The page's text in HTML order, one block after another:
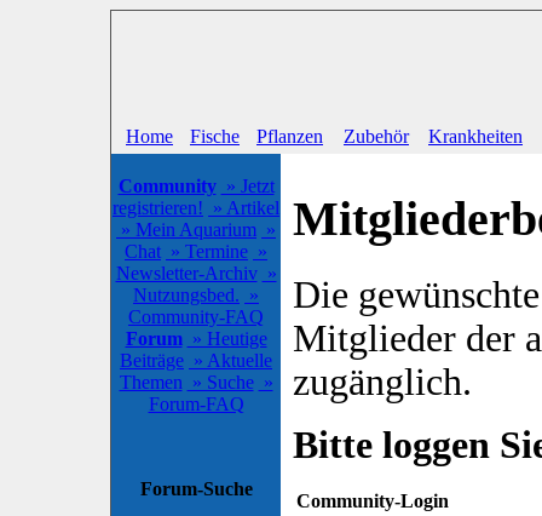
Home Fische Pflanzen Zubehör Krankheiten
Community » Jetzt
registrieren! » Artikel
» Mein Aquarium »
Chat » Termine »
Newsletter-Archiv »
Nutzungsbed. »
Community-FAQ
Forum » Heutige
Beiträge » Aktuelle
Themen » Suche »
Forum-FAQ
Forum-Suche
Die
Mitglieder der
zugänglich.
Bitte loggen
Community-Login